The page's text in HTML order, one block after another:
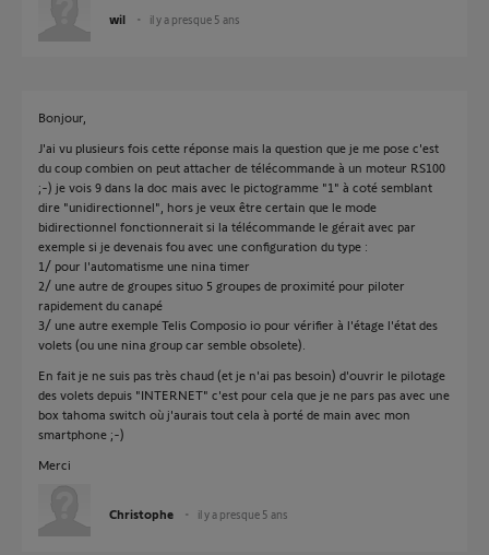
wil il y a presque 5 ans
Bonjour,
J'ai vu plusieurs fois cette réponse mais la question que je me pose c'est
du coup combien on peut attacher de télécommande à un moteur RS100
;-) je vois 9 dans la doc mais avec le pictogramme "1" à coté semblant
dire "unidirectionnel", hors je veux être certain que le mode
bidirectionnel fonctionnerait si la télécommande le gérait avec par
exemple si je devenais fou avec une configuration du type :
1/ pour l'automatisme une nina timer
2/ une autre de groupes situo 5 groupes de proximité pour piloter
rapidement du canapé
3/ une autre exemple Telis Composio io pour vérifier à l'étage l'état des
volets (ou une nina group car semble obsolete).
En fait je ne suis pas très chaud (et je n'ai pas besoin) d'ouvrir le pilotage
des volets depuis "INTERNET" c'est pour cela que je ne pars pas avec une
box tahoma switch où j'aurais tout cela à porté de main avec mon
smartphone ;-)
Merci
Christophe il y a presque 5 ans